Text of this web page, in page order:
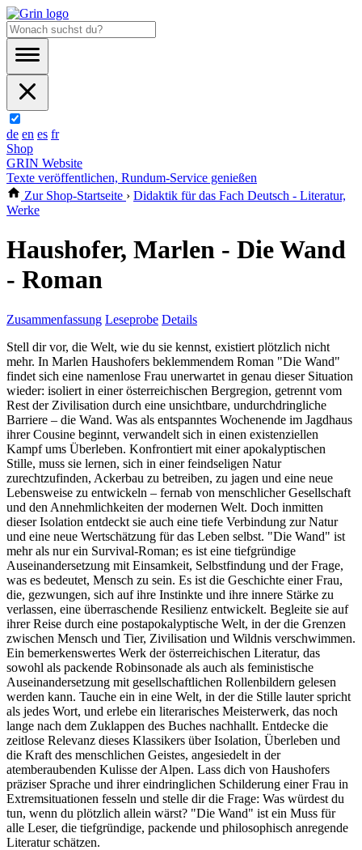
de en es fr
Shop
GRIN Website
Texte veröffentlichen, Rundum-Service genießen
Zur Shop-Startseite › Didaktik für das Fach Deutsch - Literatur,
Werke
Haushofer, Marlen - Die Wand
- Roman
Zusammenfassung Leseprobe Details
Stell dir vor, die Welt, wie du sie kennst, existiert plötzlich nicht
mehr. In Marlen Haushofers beklemmendem Roman "Die Wand"
findet sich eine namenlose Frau unerwartet in genau dieser Situation
wieder: isoliert in einer österreichischen Bergregion, getrennt vom
Rest der Zivilisation durch eine unsichtbare, undurchdringliche
Barriere – die Wand. Was als entspanntes Wochenende im Jagdhaus
ihrer Cousine beginnt, verwandelt sich in einen existenziellen
Kampf ums Überleben. Konfrontiert mit einer apokalyptischen
Stille, muss sie lernen, sich in einer feindseligen Natur
zurechtzufinden, Ackerbau zu betreiben, zu jagen und eine neue
Lebensweise zu entwickeln – fernab von menschlicher Gesellschaft
und den Annehmlichkeiten der modernen Welt. Doch inmitten
dieser Isolation entdeckt sie auch eine tiefe Verbindung zur Natur
und eine neue Wertschätzung für das Leben selbst. "Die Wand" ist
mehr als nur ein Survival-Roman; es ist eine tiefgründige
Auseinandersetzung mit Einsamkeit, Selbstfindung und der Frage,
was es bedeutet, Mensch zu sein. Es ist die Geschichte einer Frau,
die, gezwungen, sich auf ihre Instinkte und ihre innere Stärke zu
verlassen, eine überraschende Resilienz entwickelt. Begleite sie auf
ihrer Reise durch eine postapokalyptische Welt, in der die Grenzen
zwischen Mensch und Tier, Zivilisation und Wildnis verschwimmen.
Ein bemerkenswertes Werk der österreichischen Literatur, das
sowohl als packende Robinsonade als auch als feministische
Auseinandersetzung mit gesellschaftlichen Rollenbildern gelesen
werden kann. Tauche ein in eine Welt, in der die Stille lauter spricht
als jedes Wort, und erlebe ein literarisches Meisterwerk, das noch
lange nach dem Zuklappen des Buches nachhallt. Entdecke die
zeitlose Relevanz dieses Klassikers über Isolation, Überleben und
die Kraft des menschlichen Geistes, angesiedelt in der
atemberaubenden Kulisse der Alpen. Lass dich von Haushofers
präziser Sprache und ihrer eindringlichen Schilderung einer Frau in
Extremsituationen fesseln und stelle dir die Frage: Was würdest du
tun, wenn du plötzlich allein wärst? "Die Wand" ist ein Muss für
alle Leser, die tiefgründige, packende und philosophisch anregende
Literatur schätzen.